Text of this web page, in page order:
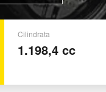
Cilindrata
1.198,4 cc